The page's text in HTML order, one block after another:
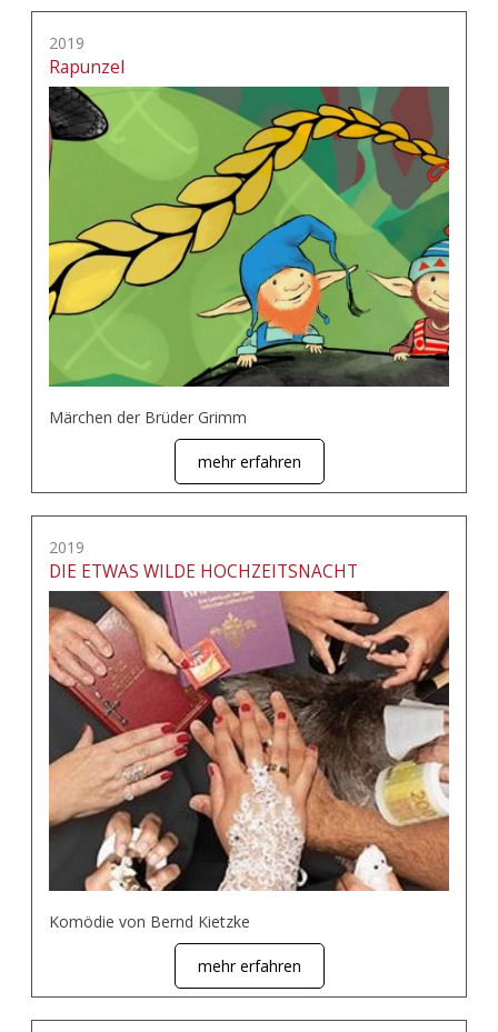
2019
Rapunzel
Märchen der Brüder Grimm
mehr erfahren
2019
DIE ETWAS WILDE HOCHZEITSNACHT
Komödie von Bernd Kietzke
mehr erfahren